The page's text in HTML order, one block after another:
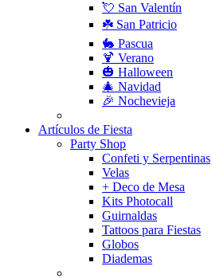
💘 San Valentín
☘️ San Patricio
🐇 Pascua
🍹 Verano
🎃 Halloween
🎄 Navidad
🎉 Nochevieja
Artículos de Fiesta
Party Shop
Confeti y Serpentinas
Velas
+ Deco de Mesa
Kits Photocall
Guirnaldas
Tattoos para Fiestas
Globos
Diademas